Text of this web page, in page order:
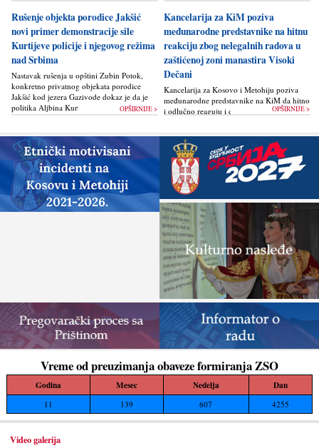
Rušenje objekta porodice Jakšić
novi primer demonstracije sile
Kurtijeve policije i njegovog režima
nad Srbima
Nastavak rušenja u opštini Zubin Potok,
konkretno privatnog objekata porodice
Jakšić kod jezera Gazivode dokaz je da je
politika Alјbina Kurtija...
OPŠIRNIJE >
Kancelarija za KiM poziva
međunarodne predstavnike na hitnu
reakciju zbog nelegalnih radova u
zaštićenoj zoni manastira Visoki
Dečani
Kancelarija za Kosovo i Metohiju poziva
međunarodne predstavnike na KiM da hitno
i odlučno reaguju i da bez odlaganja
građevinskih...
OPŠIRNIJE >
Vreme od preuzimanja obaveze formiranja ZSO
Godina Mesec Nedelja Dan
11 139 607 4255
Video galerija